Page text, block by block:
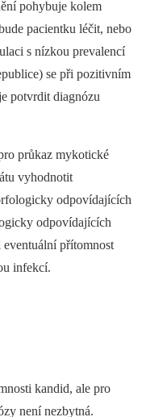
pohybuje kolem
pacientku léčit, nebo
s nízkou prevalencí
se při pozitivním
potvrdit diagnózu
průkaz mykotické
vyhodnotit
odpovídajících
odpovídajících
eventuální přítomnost
infekcí.
kandid, ale pro
není nezbytná.